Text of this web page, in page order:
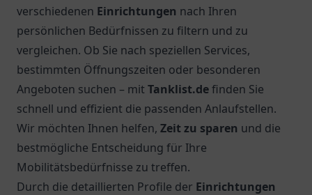
verschiedenen Einrichtungen nach Ihren
persönlichen Bedürfnissen zu filtern und zu
vergleichen. Ob Sie nach speziellen Services,
bestimmten Öffnungszeiten oder besonderen
Angeboten suchen – mit Tanklist.definden Sie
schnell und effizient die passenden Anlaufstellen.
Wir möchten Ihnen helfen, Zeit zu sparen und die
bestmögliche Entscheidung für Ihre
Mobilitätsbedürfnisse zu treffen.
Durch die detaillierten Profile der Einrichtungen